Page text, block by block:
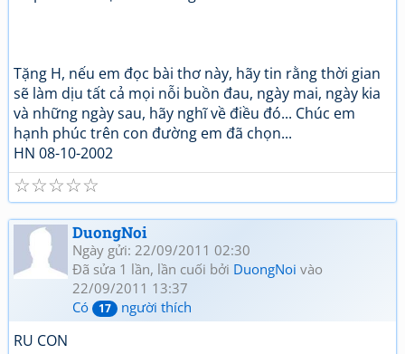
Tặng H, nếu em đọc bài thơ này, hãy tin rằng thời gian
sẽ làm dịu tất cả mọi nỗi buồn đau, ngày mai, ngày kia
và những ngày sau, hãy nghĩ về điều đó... Chúc em
hạnh phúc trên con đường em đã chọn...
HN 08-10-2002
☆
☆
☆
☆
☆
DuongNoi
Ngày gửi: 22/09/2011 02:30
Đã sửa 1 lần, lần cuối bởi DuongNoi vào
22/09/2011 13:37
Có
17 người thích
RU CON